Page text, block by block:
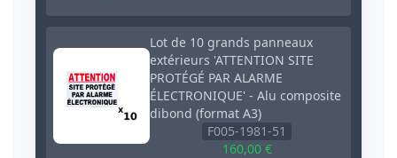
Lot de 10 grands panneaux
extérieurs 'ATTENTION SITE
PROTÉGÉ PAR ALARME
ÉLECTRONIQUE' - Alu composite
dibond (format A3)
F005-1981-51
160,00 €